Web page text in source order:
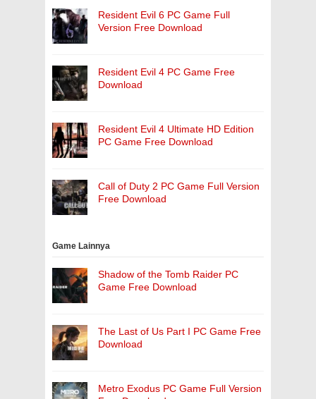
Resident Evil 6 PC Game Full
Version Free Download
Resident Evil 4 PC Game Free
Download
Resident Evil 4 Ultimate HD Edition
PC Game Free Download
Call of Duty 2 PC Game Full Version
Free Download
Game Lainnya
Shadow of the Tomb Raider PC
Game Free Download
The Last of Us Part I PC Game Free
Download
Metro Exodus PC Game Full Version